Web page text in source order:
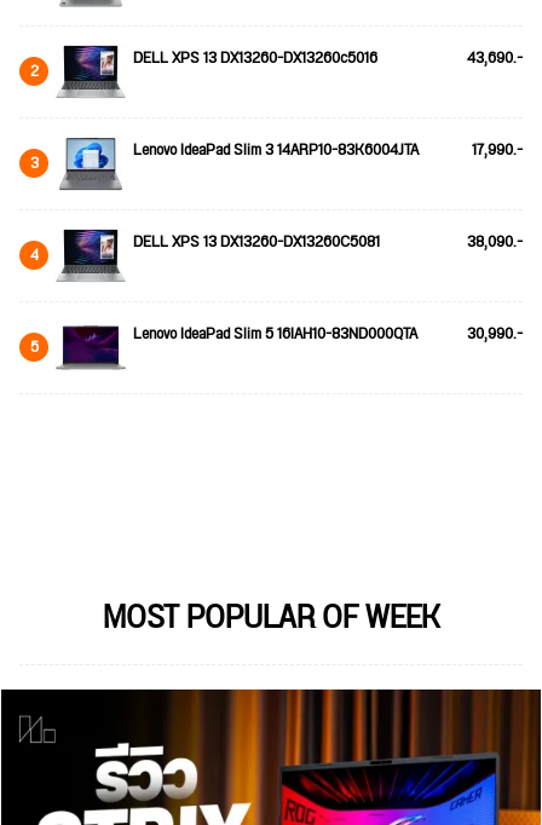
2 DELL XPS 13 DX13260-DX13260c5016 43,690.-
3 Lenovo IdeaPad Slim 3 14ARP10-83K6004JTA 17,990.-
4 DELL XPS 13 DX13260-DX13260C5081 38,090.-
5 Lenovo IdeaPad Slim 5 16IAH10-83ND000QTA 30,990.-
MOST POPULAR OF WEEK